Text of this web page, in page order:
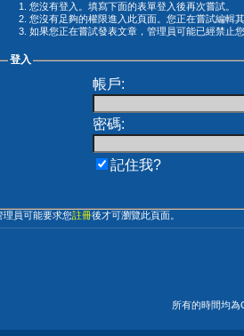
您沒有登入。填寫下面的表單登入後再次嘗試。
您沒有足夠的權限進入此頁面。您正在嘗試編輯
如果您正在嘗試發表文章，管理員可能已經禁止
登入
帳戶:
密碼:
記住我?
理員可能要求您註冊後才可瀏覽此頁面。
所有的時間均為